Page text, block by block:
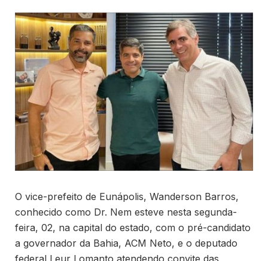
O vice-prefeito de Eunápolis, Wanderson Barros,
conhecido como Dr. Nem esteve nesta segunda-
feira, 02, na capital do estado, com o pré-candidato
a governador da Bahia, ACM Neto, e o deputado